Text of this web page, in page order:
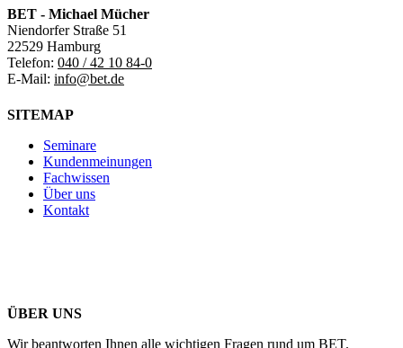
BET - Michael Mücher
Niendorfer Straße 51
22529 Hamburg
Telefon: 040 / 42 10 84-0
E-Mail: info@bet.de
SITEMAP
Seminare
Kundenmeinungen
Fachwissen
Über uns
Kontakt
ÜBER UNS
Wir beantworten Ihnen alle wichtigen Fragen rund um BET.